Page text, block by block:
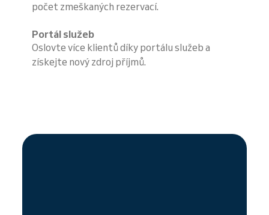
počet zmeškaných rezervací.
Portál služeb
Oslovte více klientů díky portálu služeb a
získejte nový zdroj příjmů.